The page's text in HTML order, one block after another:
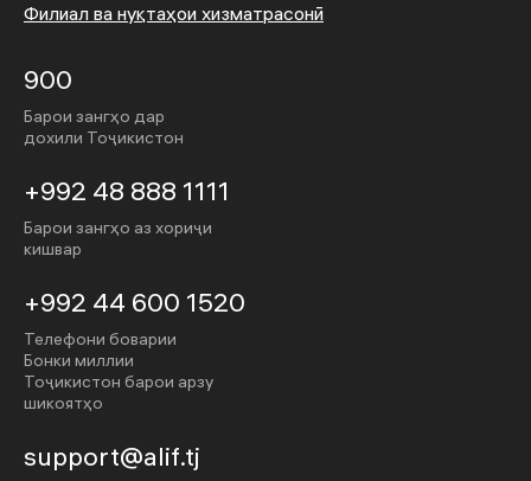
Филиал ва нуқтаҳои хизматрасонӣ
900
Барои зангҳо дар
дохили Тоҷикистон
+992 48 888 1111
Барои зангҳо аз хориҷи
кишвар
+992 44 600 1520
Телефони боварии
Бонки миллии
Тоҷикистон барои арзу
шикоятҳо
support@alif.tj